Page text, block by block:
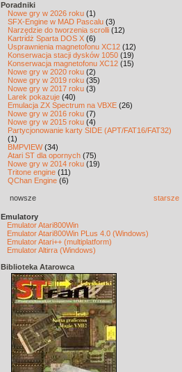
Poradniki
Nowe gry w 2026 roku (1)
SFX-Engine w MAD Pascalu (3)
Narzędzie do tworzenia scrolli (12)
Kartridż Sparta DOS X (6)
Usprawnienia magnetofonu XC12 (12)
Konserwacja stacji dysków 1050 (19)
Konserwacja magnetofonu XC12 (15)
Nowe gry w 2020 roku (2)
Nowe gry w 2019 roku (35)
Nowe gry w 2017 roku (3)
Larek pokazuje (40)
Emulacja ZX Spectrum na VBXE (26)
Nowe gry w 2016 roku (7)
Nowe gry w 2015 roku (4)
Partycjonowanie karty SIDE (APT/FAT16/FAT32)
(1)
BMPVIEW(34)
Atari ST dla opornych (75)
Nowe gry w 2014 roku (19)
Tritone engine (11)
QChan Engine (6)
nowsze starsze
Emulatory
Emulator Atari800Win
Emulator Atari800Win PLus 4.0 (Windows)
Emulator Atari++ (multiplatform)
Emulator Altirra (Windows)
Biblioteka Atarowca